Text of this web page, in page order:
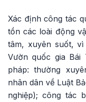
Xác định công tác
tồn các loài động
tâm, xuyên suốt,
Vườn quốc gia Bái
pháp: thường
nhân dân về Luật
nghiệp); công tác